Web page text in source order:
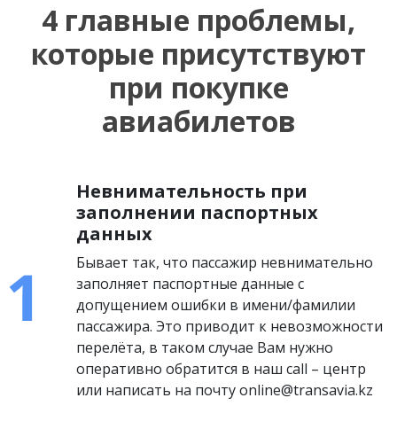
4 главные проблемы,
которые присутствуют
при покупке
авиабилетов
Невнимательность при
заполнении паспортных
данных
Бывает так, что пассажир невнимательно
заполняет паспортные данные с
допущением ошибки в имени/фамилии
пассажира. Это приводит к невозможности
перелёта, в таком случае Вам нужно
оперативно обратится в наш call – центр
или написать на почту online@transavia.kz